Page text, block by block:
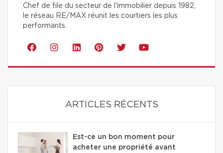
Chef de file du secteur de l'immobilier depuis 1982,
le réseau RE/MAX réunit les courtiers les plus
performants.
ARTICLES RÉCENTS
Est-ce un bon moment pour
acheter une propriété avant